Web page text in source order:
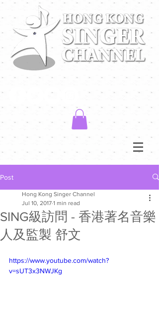
Post
SING級訪問 - 香港著名音樂
人及監製 舒文
Hong Kong Singer Channel
Jul 10, 2017 1 min read
https://www.youtube.com/watch?
v=sUT3x3NWJKg